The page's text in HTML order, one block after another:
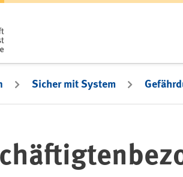
Sicher mit System